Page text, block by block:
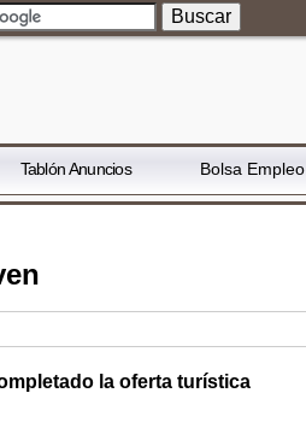
Tablón Anuncios Bolsa Empleo
la oferta turística